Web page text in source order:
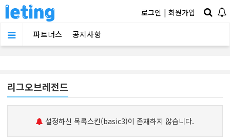
로그인 | 회원가입
파트너스 공지사항
리그오브레전드
설정하신 목록스킨(basic3)이 존재하지 않습니다.